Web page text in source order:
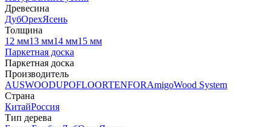
Древесина
ДубОрехЯсень
Толщина
12 мм13 мм14 мм15 мм
Паркетная доска
Паркетная доска
Производитель
AUSWOODUPOFLOORTENFORAmigoWood System
Страна
КитайРоссия
Тип дерева